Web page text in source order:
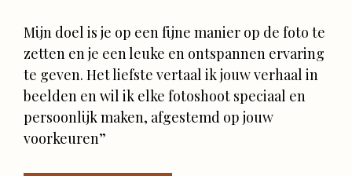
Mijn doel is je op een fijne manier op de foto te
zetten en je een leuke en ontspannen ervaring
te geven. Het liefste vertaal ik jouw verhaal in
beelden en wil ik elke fotoshoot speciaal en
persoonlijk maken, afgestemd op jouw
voorkeuren”